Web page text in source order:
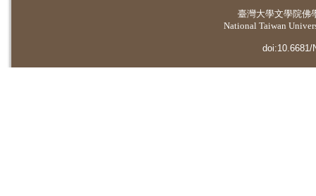
臺灣大學文學院佛
National Taiwan
doi:10.6681/